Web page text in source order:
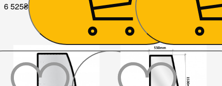
6 525₴ 8 235₴